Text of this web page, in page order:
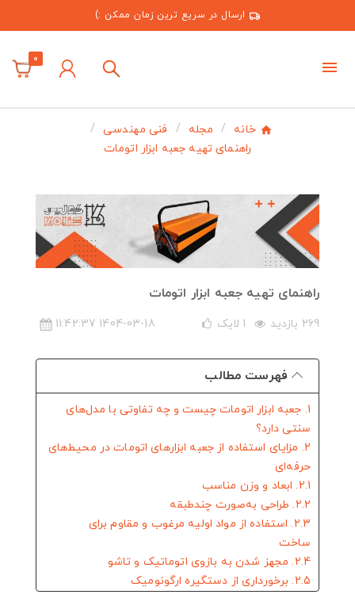
ارسال در سریع ترین زمان ممکن :)
0
خانه مجله
فنی مهندسی
راهنمای تهیه جعبه ابزار اتومات
راهنمای تهیه جعبه ابزار اتومات
269 بازدید 1 لایک 1404-03-18 11:42:37
فهرست مطالب
1. جعبه ابزار اتومات چیست و چه تفاوتی با مدل‌های
سنتی دارد؟
2. مزایای استفاده از جعبه ابزارهای اتومات در محیط‌های
حرفه‌ای
2.1. ابعاد و وزن مناسب
2.2. طراحی به‌صورت چندطبقه
2.3. استفاده از مواد اولیه مرغوب و مقاوم برای
ساخت
2.4. مجهز شدن به بازوی اتوماتیک و تاشو
2.5. برخورداری از دستگیره ارگونومیک